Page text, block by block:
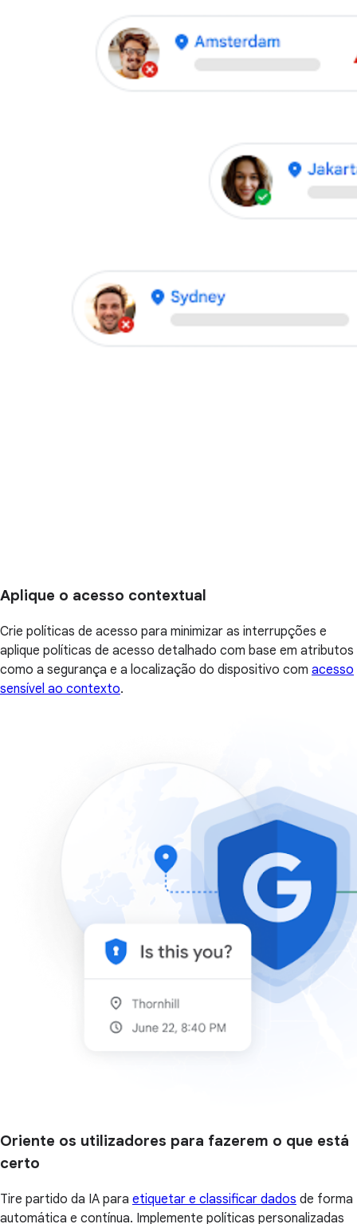
Aplique o acesso contextual
Crie políticas de acesso para minimizar as interrupções e
aplique políticas de acesso detalhado com base em atributos
como a segurança e a localização do dispositivo com acesso
sensível ao contexto.
Oriente os utilizadores para fazerem o que está
certo
Tire partido da IA para etiquetar e classificar dados de forma
automática e contínua. Implemente políticas personalizadas